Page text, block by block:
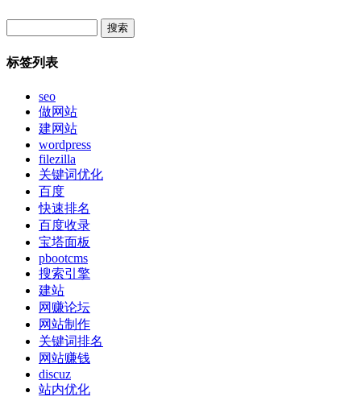
标签列表
seo
做网站
建网站
wordpress
filezilla
关键词优化
百度
快速排名
百度收录
宝塔面板
pbootcms
搜索引擎
建站
网赚论坛
网站制作
关键词排名
网站赚钱
discuz
站内优化